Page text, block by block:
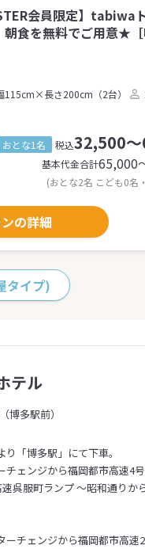
会員限定】tabiwa
食を無料でご用意★［
115cm×長さ200cm（2台）
おとな1名 税込32,500
基本代金合計65,000
(おとな2名 こども0名
の詳細
タイプ)
テル
博多駅前）
「博多駅」にて下車。
ェンジから福岡都市高速4
呉服町ランプ ～昭和通りか
チェンジから福岡都市高速